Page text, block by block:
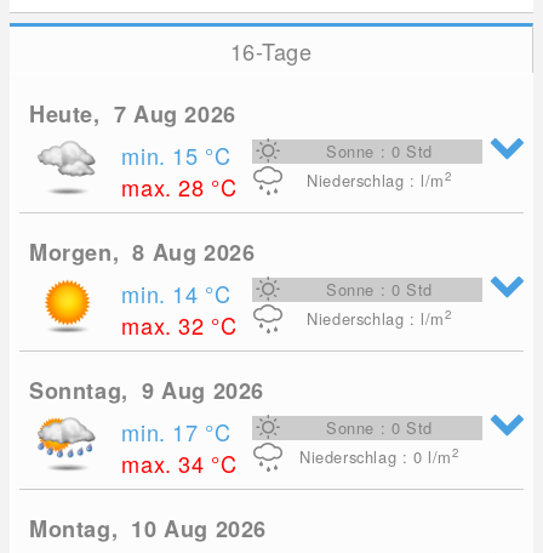
16-Tage
Heute, 7 Aug 2026
min. 15 °C
max. 28 °C
Sonne : 0 Std
Niederschlag : l/m2
Morgen, 8 Aug 2026
min. 14 °C
max. 32 °C
Sonne : 0 Std
Niederschlag : l/m2
Sonntag, 9 Aug 2026
min. 17 °C
max. 34 °C
Sonne : 0 Std
Niederschlag : 0 l/m2
Montag, 10 Aug 2026